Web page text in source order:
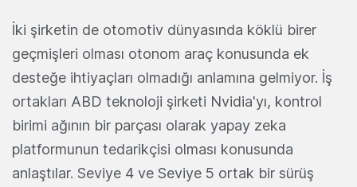
İki şirketin de otomotiv dünyasında köklü birer
geçmişleri olması otonom araç konusunda ek
desteğe ihtiyaçları olmadığı anlamına gelmiyor. İş
ortakları ABD teknoloji şirketi Nvidia'yı, kontrol
birimi ağının bir parçası olarak yapay zeka
platformunun tedarikçisi olması konusunda
anlaştılar. Seviye 4 ve Seviye 5 ortak bir sürüş